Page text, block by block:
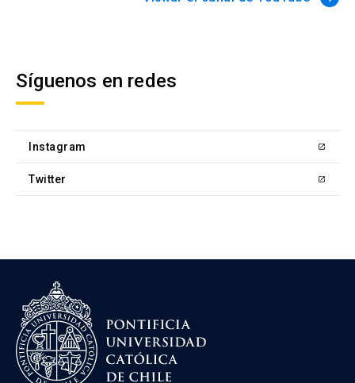
Síguenos en redes
Instagram
Twitter